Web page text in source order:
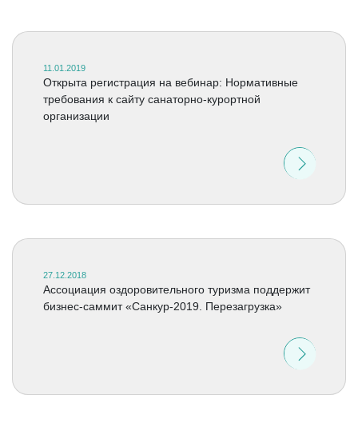
11.01.2019
Открыта регистрация на вебинар: Нормативные
требования к сайту санаторно-курортной
организации
27.12.2018
Ассоциация оздоровительного туризма поддержит
бизнес-саммит «Санкур-2019. Перезагрузка»